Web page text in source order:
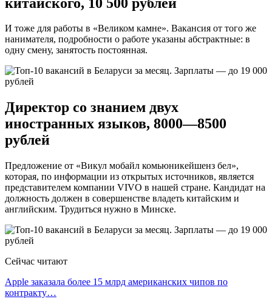
И тоже для работы в «Великом камне». Вакансия от того же
нанимателя, подробности о работе указаны абстрактные: в
одну смену, занятость постоянная.
Директор со знанием двух
иностранных языков, 8000—8500
рублей
Предложение от «Викул мобайл комьюникейшенз бел»,
которая, по информации из открытых источников, является
представителем компании VIVO в нашей стране. Кандидат на
должность должен в совершенстве владеть китайским и
английским. Трудиться нужно в Минске.
Сейчас читают
Apple заказала более 15 млрд американских чипов по
контракту…